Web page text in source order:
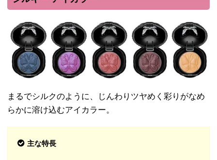
まるでシルクのように、じんわりツヤめく彩りがなめ
らかに溶け込むアイカラー。
主な特長